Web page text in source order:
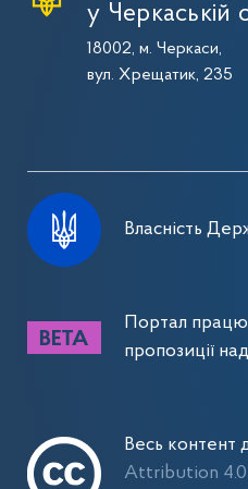
у Черкаській
18002, м. Черкаси,
вул. Хрещатик, 235
Власність
Портал
пропозиції
Весь контент
Attribution